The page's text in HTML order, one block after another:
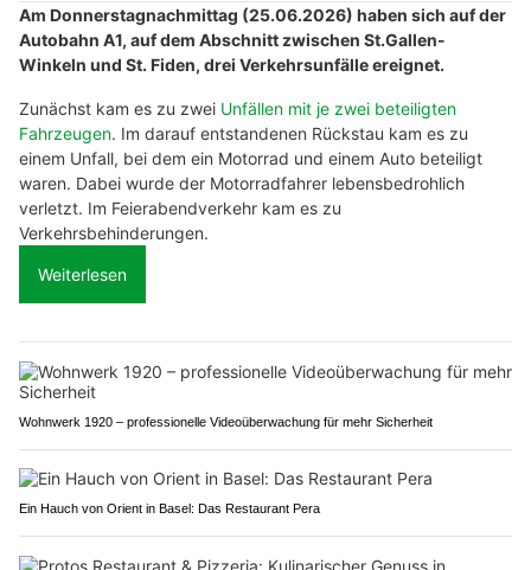
Am Donnerstagnachmittag (25.06.2026) haben sich auf der
Autobahn A1, auf dem Abschnitt zwischen St.Gallen-
Winkeln und St. Fiden, drei Verkehrsunfälle ereignet.
Zunächst kam es zu zwei Unfällen mit je zwei beteiligten
Fahrzeugen. Im darauf entstandenen Rückstau kam es zu
einem Unfall, bei dem ein Motorrad und einem Auto beteiligt
waren. Dabei wurde der Motorradfahrer lebensbedrohlich
verletzt. Im Feierabendverkehr kam es zu
Verkehrsbehinderungen.
Weiterlesen
Wohnwerk 1920 – professionelle Videoüberwachung für mehr Sicherheit
Ein Hauch von Orient in Basel: Das Restaurant Pera